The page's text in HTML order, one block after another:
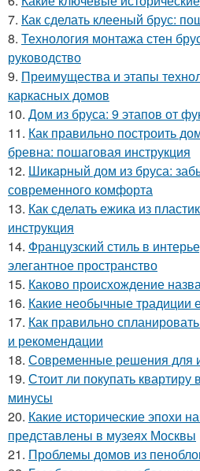
7. Как сделать клееный брус:
8. Технология монтажа стен
руководство
9. Преимущества и этапы
каркасных домов
10. Дом из бруса: 9 этапов от
11. Как правильно построить
бревна: пошаговая инструкция
12. Шикарный дом из бруса:
современного комфорта
13. Как сделать ежика из
инструкция
14. Французский стиль в
элегантное пространство
15. Каково происхождение
16. Какие необычные традиции
17. Как правильно
и рекомендации
18. Современные решения для
19. Стоит ли покупать
минусы
20. Какие исторические эпохи
представлены в музеях Москвы
21. Проблемы домов из